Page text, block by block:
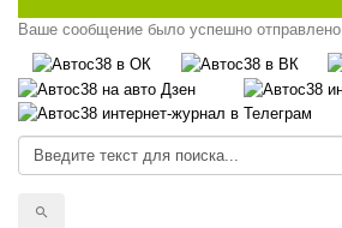
Ваше сообщение было успешно отправлено